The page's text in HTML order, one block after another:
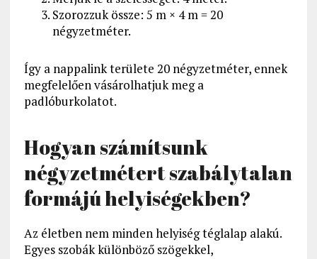
Szorozzuk össze: 5 m × 4 m = 20
négyzetméter.
Így a nappalink területe 20 négyzetméter, ennek
megfelelően vásárolhatjuk meg a
padlóburkolatot.
Hogyan számítsunk
négyzetmétert szabálytalan
formájú helyiségekben?
Az életben nem minden helyiség téglalap alakú.
Egyes szobák különböző szögekkel,